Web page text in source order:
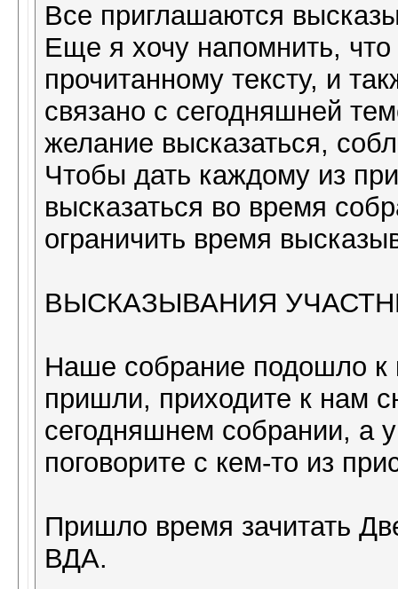
Все приглашаются
Еще я хочу напомнить,
прочитанному тексту, и
связано с сегодняшней
желание высказаться,
Чтобы дать каждому из
высказаться во время
ограничить время
ВЫСКАЗЫВАНИЯ
Наше собрание подошло к
пришли, приходите к нам
сегодняшнем собрании, а
поговорите с кем-то из
Пришло время зачитать
ВДА.